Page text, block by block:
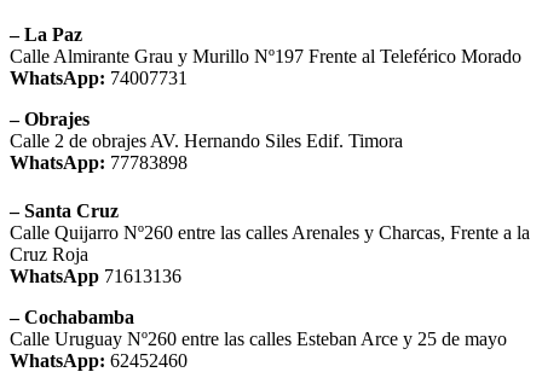
– La Paz
Calle Almirante Grau y Murillo Nº197 Frente al Teleférico Morado
WhatsApp: 74007731
– Obrajes
Calle 2 de obrajes AV. Hernando Siles Edif. Timora
WhatsApp: 77783898
– Santa Cruz
Calle Quijarro Nº260 entre las calles Arenales y Charcas, Frente a la
Cruz Roja
WhatsApp 71613136
– Cochabamba
Calle Uruguay Nº260 entre las calles Esteban Arce y 25 de mayo
WhatsApp: 62452460